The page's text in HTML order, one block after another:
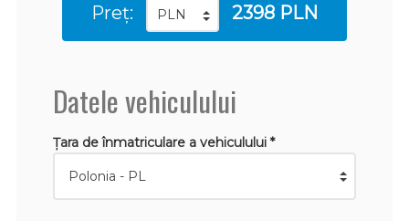
Preț: 2398 PLN
Datele vehiculului
Țara de înmatriculare a vehiculului *